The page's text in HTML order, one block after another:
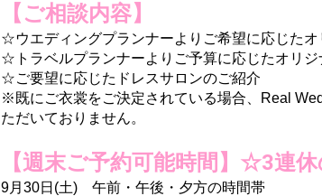
【ご相談内容】
☆ウエディングプランナーよりご希望に応じた
☆トラベルプランナーよりご予算に応じたオリ
☆ご要望に応じたドレスサロンのご紹介
※既にご衣裳をご決定されている場合、
Real
ただいておりません。
【週末ご予約可能時間】☆3連
9月30日(土) 午前・午後・夕方の時間帯